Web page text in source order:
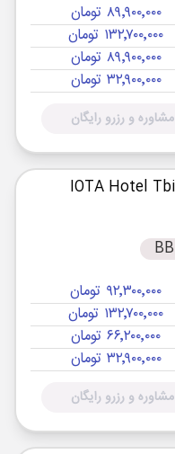
۸۹٬۹۰۰٬۰۰۰ تومان
۱۳۲٬۷۰۰٬۰۰۰ تومان
۸۹٬۹۰۰٬۰۰۰ تومان
۳۲٬۹۰۰٬۰۰۰ تومان
مشاوره و رزرو رایگان
BB
۹۲٬۳۰۰٬۰۰۰ تومان
۱۳۲٬۷۰۰٬۰۰۰ تومان
۶۶٬۲۰۰٬۰۰۰ تومان
۳۲٬۹۰۰٬۰۰۰ تومان
مشاوره و رزرو رایگان